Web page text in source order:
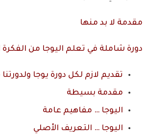
مقدمة لا بد منها
دورة شاملة في تعلم اليوجا من الفكرة
تقديم لازم لكل دورة يوجا
مقدمة بسيطة
اليوجا … مفاهيم عامة
اليوجا … التعريف الأصلي